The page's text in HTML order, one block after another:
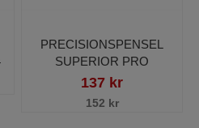
PRECISIONSPENSEL
SUPERIOR PRO
137 kr
152 kr